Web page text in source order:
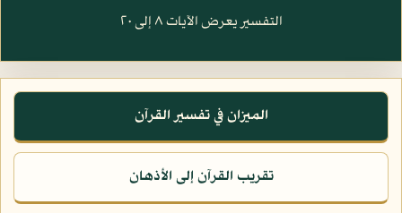
التفسير يعرض الآيات ٨ إلى ٢٠
الميزان في تفسير القرآن
تقريب القرآن إلى الأذهان